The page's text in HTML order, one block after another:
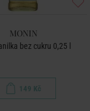
MONIN
bez cukru 0,25 l
149 Kč